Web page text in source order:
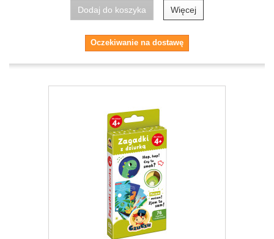
Dodaj do koszyka Więcej
Oczekiwanie na dostawę